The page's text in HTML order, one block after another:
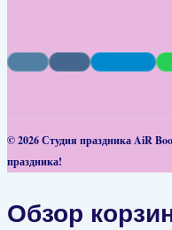
© 2026 Студия праздника AiR
праздника!
Обзор